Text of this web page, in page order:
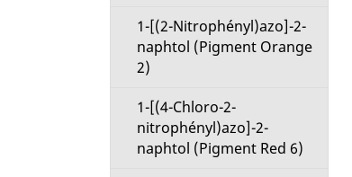
1-[(2-Nitrophényl)azo]-2-
naphtol (Pigment Orange
2)
1-[(4-Chloro-2-
nitrophényl)azo]-2-
naphtol (Pigment Red 6)